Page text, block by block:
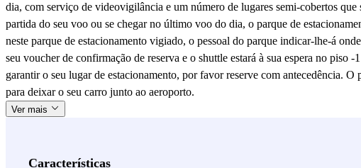
dia, com serviço de videovigilância e um número de lugares semi-cobertos
partida do seu voo ou se chegar no último voo do dia, o parque de
neste parque de estacionamento vigiado, o pessoal do parque indicar-lhe-á
seu voucher de confirmação de reserva e o shuttle estará à sua espera no piso
garantir o seu lugar de estacionamento, por favor reserve com antecedência.
para deixar o seu carro junto ao aeroporto.
Ver mais
Características